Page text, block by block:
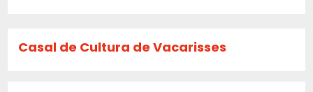
Casal de Cultura de Vacarisses